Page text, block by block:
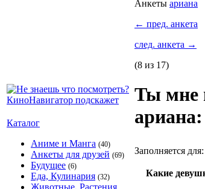
Каталог
Аниме и Манга (40)
Анкеты для друзей (69)
Будущее (6)
Еда, Кулинария (32)
Животные, Растения
Анкеты ариана
← пред. анкета
след. анкета →
(8 из 17)
Ты мне
ариана:
Заполняется для:
Какие